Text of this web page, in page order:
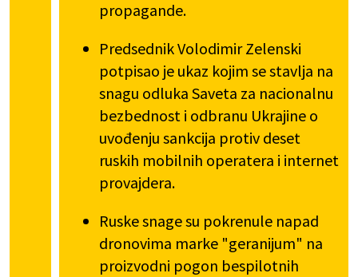
propagande.
Predsednik Volodimir Zelenski
potpisao je ukaz kojim se stavlja na
snagu odluka Saveta za nacionalnu
bezbednost i odbranu Ukrajine o
uvođenju sankcija protiv deset
ruskih mobilnih operatera i internet
provajdera.
Ruske snage su pokrenule napad
dronovima marke "geranijum" na
proizvodni pogon bespilotnih